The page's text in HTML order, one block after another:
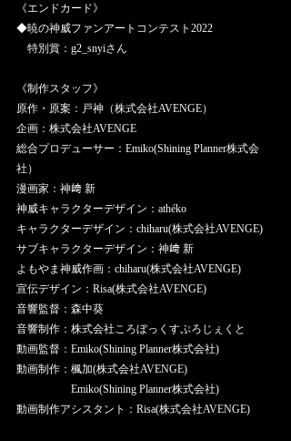
《エンドカード》
◆暁の神威ファンアートコンテスト2022
特別賞：g2_snyiさん
《制作スタッフ》
原作・原案：戸神（株式会社AVENGE）
企画：株式会社AVENGE
総合プロデューサー：Emiko(Shining Planner株式会
社）
漫画家：神﨑 新
神威キャラクターデザイン：athéko
キャラクターデザイン：chiharu(株式会社AVENGE)
サブキャラクターデザイン：神﨑 新
よもやま神威作画：chiharu(株式会社AVENGE)
宣伝デザイン：Risa(株式会社AVENGE)
音響監督：森中葵
音響制作：株式会社ころぼっくすぷろじぇくと
動画監督：Emiko(Shining Planner株式会社)
動画制作：楓加(株式会社AVENGE)
Emiko(Shining Planner株式会社)
動画制作アシスタント：Risa(株式会社AVENGE)